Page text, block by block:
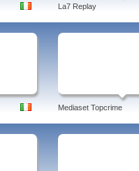
La7 Replay
Mediaset Topcrime